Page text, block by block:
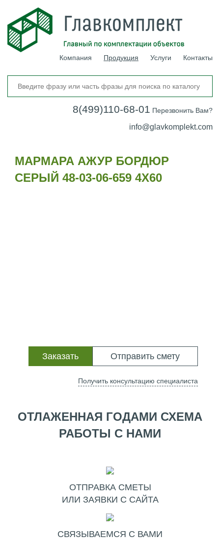
Компания Продукция Услуги Контакты
8(499)110-68-01 Перезвонить Вам?
info@glavkomplekt.com
МАРМАРА АЖУР БОРДЮР
СЕРЫЙ 48-03-06-659 4Х60
Отправить смету
Заказать
Получить консультацию специалиста
ОТЛАЖЕННАЯ ГОДАМИ СХЕМА
РАБОТЫ С НАМИ
ОТПРАВКА СМЕТЫ
ИЛИ ЗАЯВКИ С САЙТА
СВЯЗЫВАЕМСЯ С ВАМИ